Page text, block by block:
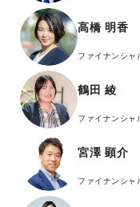
高橋 明香
ファイナンシャ
鶴田 綾
ファイナンシャ
宮澤 顕介
ファイナンシャ